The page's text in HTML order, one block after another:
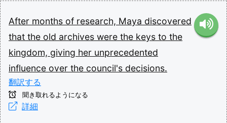
After months of research, Maya discovered
that the old archives were the keys to the
kingdom, giving her unprecedented
influence over the council's decisions.
翻訳する
聞き取れるようになる
詳細